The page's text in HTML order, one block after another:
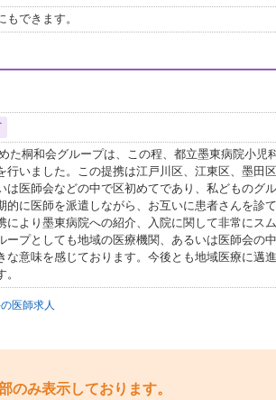
もできます。
た桐和会グループは、この程、都立墨東病院小児
行いました。この提携は江戸川区、江東区、墨田
は医師会などの中で区初めてであり、私どものグ
に医師を派遣しながら、お互いに患者さんを診て
により墨東病院への紹介、入院に関して非常にス
ープとしても地域の医療機関、あるいは医師会の
な意味を感じております。今後とも地域医療に邁
医師求人
のみ表示しております。